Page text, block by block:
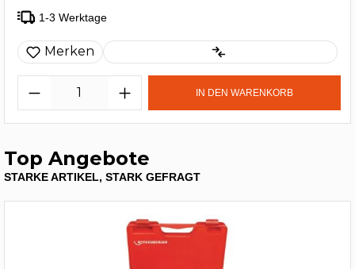
1-3 Werktage
Merken
IN DEN WARENKORB
Top Angebote
STARKE ARTIKEL, STARK GEFRAGT